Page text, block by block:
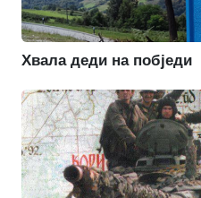
Хвала деди на побједи